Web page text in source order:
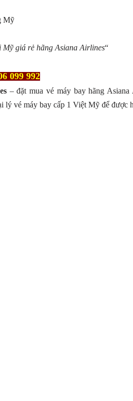
Mỹ
Mỹ giá rẻ hãng Asiana Airlines“
099 992
– đặt mua vé máy bay hãng
lý vé máy bay cấp 1 Việt Mỹ để được